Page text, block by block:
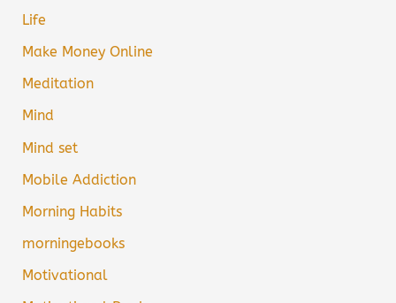
Life
Make Money Online
Meditation
Mind
Mind set
Mobile Addiction
Morning Habits
morningebooks
Motivational